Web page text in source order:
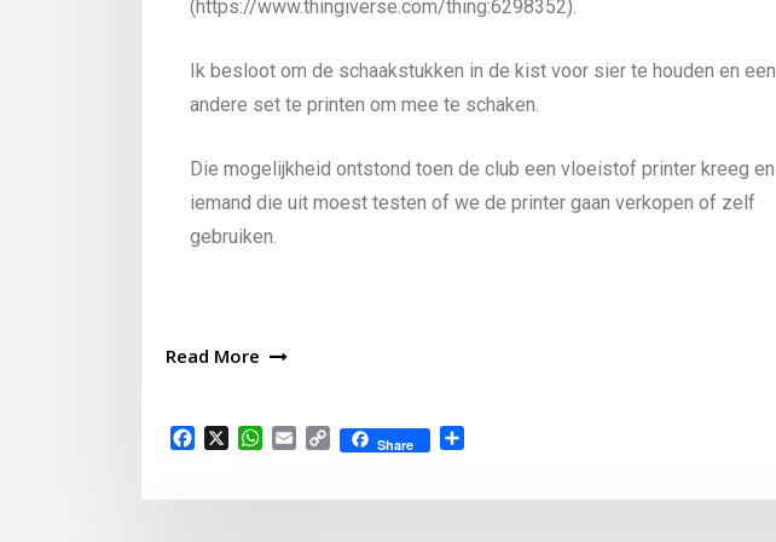
(https://www.thingiverse.com/thing:6298352).
Ik besloot om de schaakstukken in de kist voor sier te houden en een
andere set te printen om mee te schaken.
Die mogelijkheid ontstond toen de club een vloeistof printer kreeg en
iemand die uit moest testen of we de printer gaan verkopen of zelf
gebruiken.
Read More
FacebookWhatsApp
EmailCopy Share